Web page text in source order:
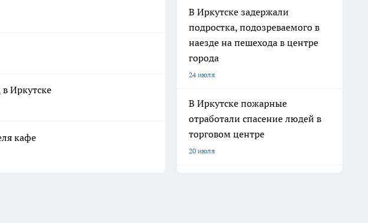
Иркутске
кафе
В Иркутске задержали
подростка, подозреваемого в
наезде на пешехода в центре
города
24 июля
В Иркутске пожарные
отработали спасение людей в
торговом центре
20 июля